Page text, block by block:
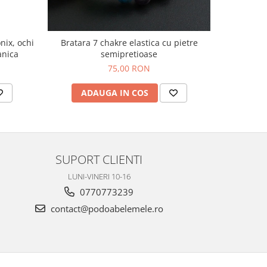
ochi
Bratara 7 chakre elastica cu pietre
semipretioase
75,00 RON
ADAUGA IN COS
SUPORT CLIENTI
LUNI-VINERI 10-16
0770773239
contact@podoabelemele.ro